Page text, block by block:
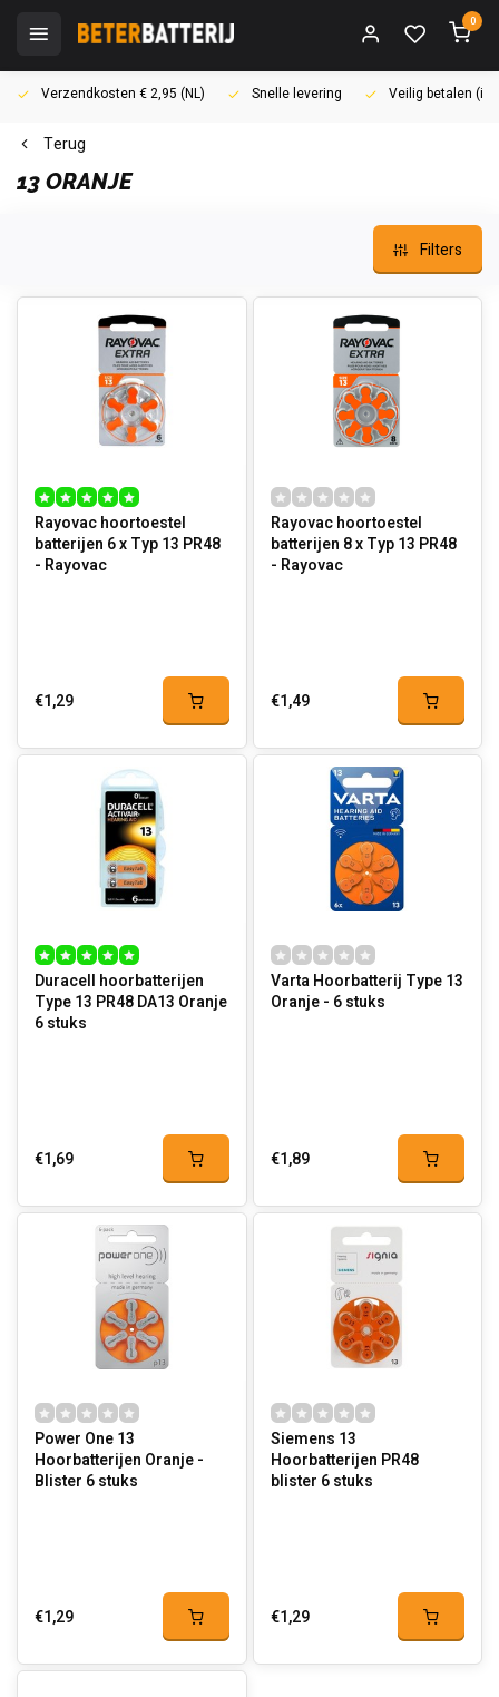
0
Verzendkosten € 2,95 (NL) Snelle levering Veilig betalen
Terug
13 ORANJE
Filters
Rayovac hoortoestel
batterijen 6 x Typ 13 PR48
- Rayovac
€1,29
Rayovac hoortoestel
batterijen 8 x Typ 13 PR48
- Rayovac
€1,49
Duracell hoorbatterijen
Type 13 PR48 DA13 Oranje
6 stuks
€1,69
Varta Hoorbatterij Type 13
Oranje - 6 stuks
€1,89
Power One 13
Hoorbatterijen Oranje -
Blister 6 stuks
€1,29
Siemens 13
Hoorbatterijen PR48
blister 6 stuks
€1,29